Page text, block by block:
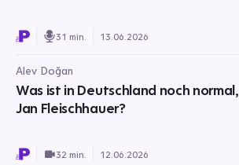
31 min. 13.06.2026
Alev Doğan
Was ist in Deutschland noch normal,
Jan Fleischhauer?
32 min. 12.06.2026